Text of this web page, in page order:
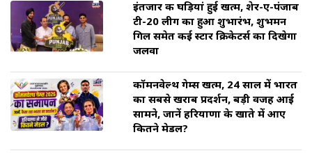
इंतजार की घड़ियां हुई खत्म, शेर-ए-पंजाब
टी-20 लीग का हुआ शुभारंभ, शुभमन
गिल समेत कई स्टार क्रिकेटर्स का दिखेगा
जलवा
कॉमनवेल्थ गेम्स खत्म, 24 साल में भारत
का सबसे खराब प्रदर्शन, बड़ी वजह आई
सामने, जानें हरियाणा के खाते में आए
कितने मेडल?